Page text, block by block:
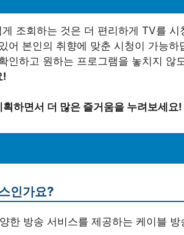
조회하는 것은 더 편리하게 TV를
어 본인의 취향에 맞춘 시청이 가능하
인하고 원하는 프로그램을 놓치지 않
!
하면서 더 많은 즐거움을 누려보세요!
인가요?
한 방송 서비스를 제공하는 케이블